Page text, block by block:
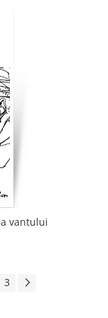
vantului
3